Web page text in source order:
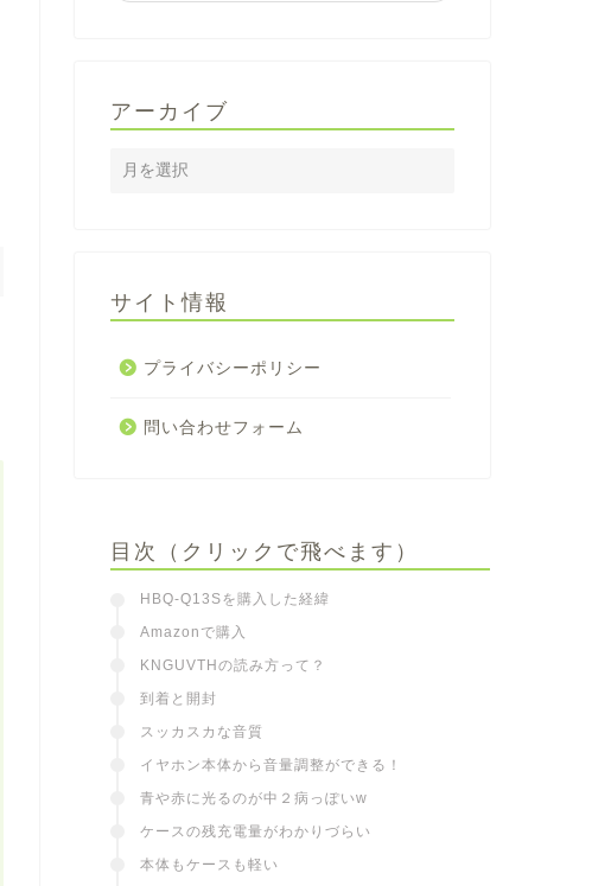
アーカイブ
サイト情報
プライバシーポリシー
問い合わせフォーム
目次（クリックで飛べます）
HBQ-Q13Sを購入した経緯
Amazonで購入
KNGUVTHの読み方って？
到着と開封
スッカスカな音質
イヤホン本体から音量調整ができる！
青や赤に光るのが中２病っぽいw
ケースの残充電量がわかりづらい
本体もケースも軽い